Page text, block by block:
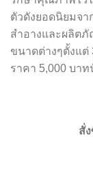
ตัวดังยอดนิยมจา
สำอางและผลิต
ขนาดต่างๆตั้งแต่
ราคา 5,000 บาท
สั่